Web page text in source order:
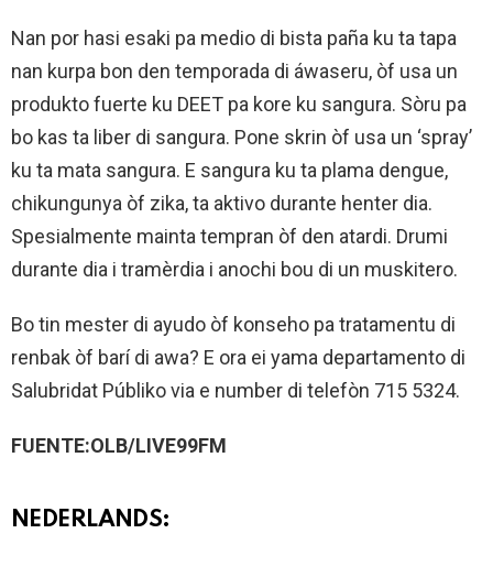
Nan por hasi esaki pa medio di bista paña ku ta tapa
nan kurpa bon den temporada di áwaseru, òf usa un
produkto fuerte ku DEET pa kore ku sangura. Sòru pa
bo kas ta liber di sangura. Pone skrin òf usa un ‘spray’
ku ta mata sangura. E sangura ku ta plama dengue,
chikungunya òf zika, ta aktivo durante henter dia.
Spesialmente mainta tempran òf den atardi. Drumi
durante dia i tramèrdia i anochi bou di un muskitero.
Bo tin mester di ayudo òf konseho pa tratamentu di
renbak òf barí di awa? E ora ei yama departamento di
Salubridat Públiko via e number di telefòn 715 5324.
FUENTE:OLB/LIVE99FM
NEDERLANDS: